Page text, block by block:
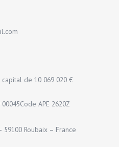
de 10 069 020 €
APE 2620Z
Roubaix – France